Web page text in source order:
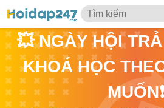
💥 NGÀY HỘI
KHOÁ HỌC
MUỐN❗